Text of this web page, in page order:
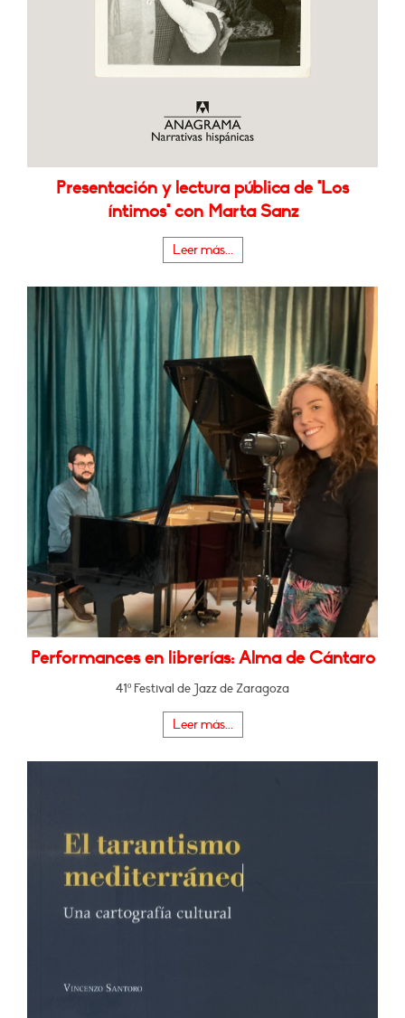
Presentación y lectura pública de "Los
íntimos" con Marta Sanz
Leer más...
Performances en librerías: Alma de Cántaro
41º Festival de Jazz de Zaragoza
Leer más...